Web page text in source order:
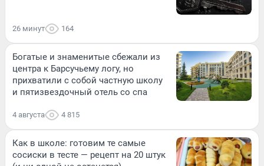
26 минут 164
Богатые и знаменитые сбежали из
центра к Барсучьему логу, но
прихватили с собой частную школу
и пятизвездочный отель со спа
4 августа 4 815
Как в школе: готовим те самые
сосиски в тесте — рецепт на 20 штук